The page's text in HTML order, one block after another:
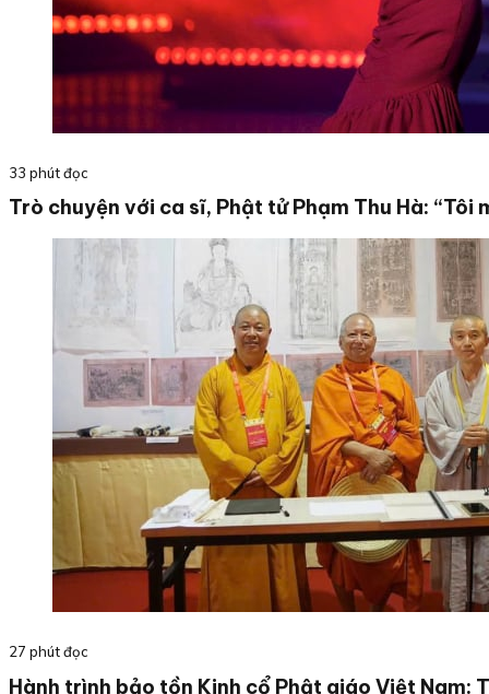
33 phút đọc
Trò chuyện với ca sĩ, Phật tử Phạm Thu Hà: “Tôi
27 phút đọc
Hành trình bảo tồn Kinh cổ Phật giáo Việt Nam: